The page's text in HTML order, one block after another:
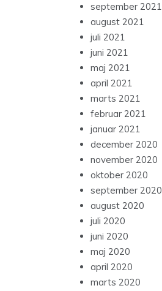
september 2021
august 2021
juli 2021
juni 2021
maj 2021
april 2021
marts 2021
februar 2021
januar 2021
december 2020
november 2020
oktober 2020
september 2020
august 2020
juli 2020
juni 2020
maj 2020
april 2020
marts 2020